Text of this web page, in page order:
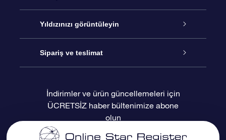
İletişim
Blogu
Değerlendirmeler
Çevrimiçi Yıldız Hediyesi
OSR Hediye Paketi
OSR Hediye Kartı
Kurumsal hediyeler
Yıldızınızı görüntüleyin
Star Register
Kişiselleştirilmiş Yıldız Sayfası
Bir Milyon Yıldız
Sipariş ve teslimat
Ödeme bilgileri
Sevkiyat bilgileri
İndirimler ve ürün güncellemeleri için
ÜCRETSİZ haber bültenimize abone
olun